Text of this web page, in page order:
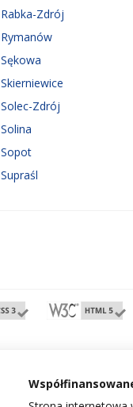
Rabka-Zdrój
Rymanów
Sękowa
Skierniewice
Solec-Zdrój
Solina
Sopot
Supraśl